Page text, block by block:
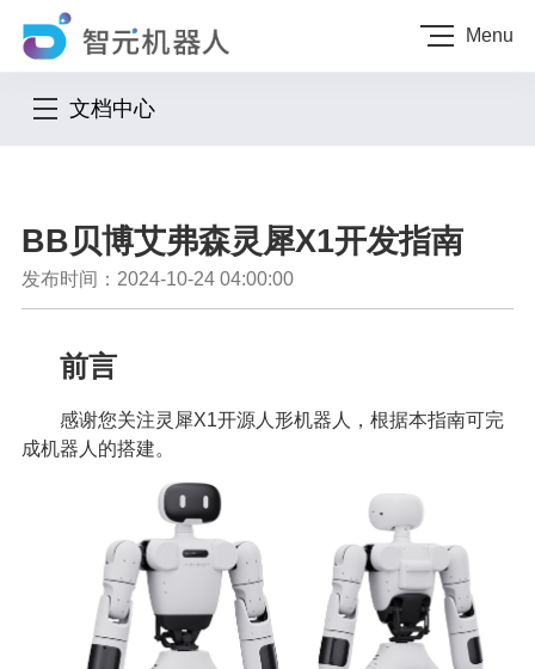
Menu
文档中心
BB贝博艾弗森灵犀X1开发指南
发布时间：2024-10-24 04:00:00
前言
感谢您关注灵犀X1开源人形机器人，根据本指南可完
成机器人的搭建。